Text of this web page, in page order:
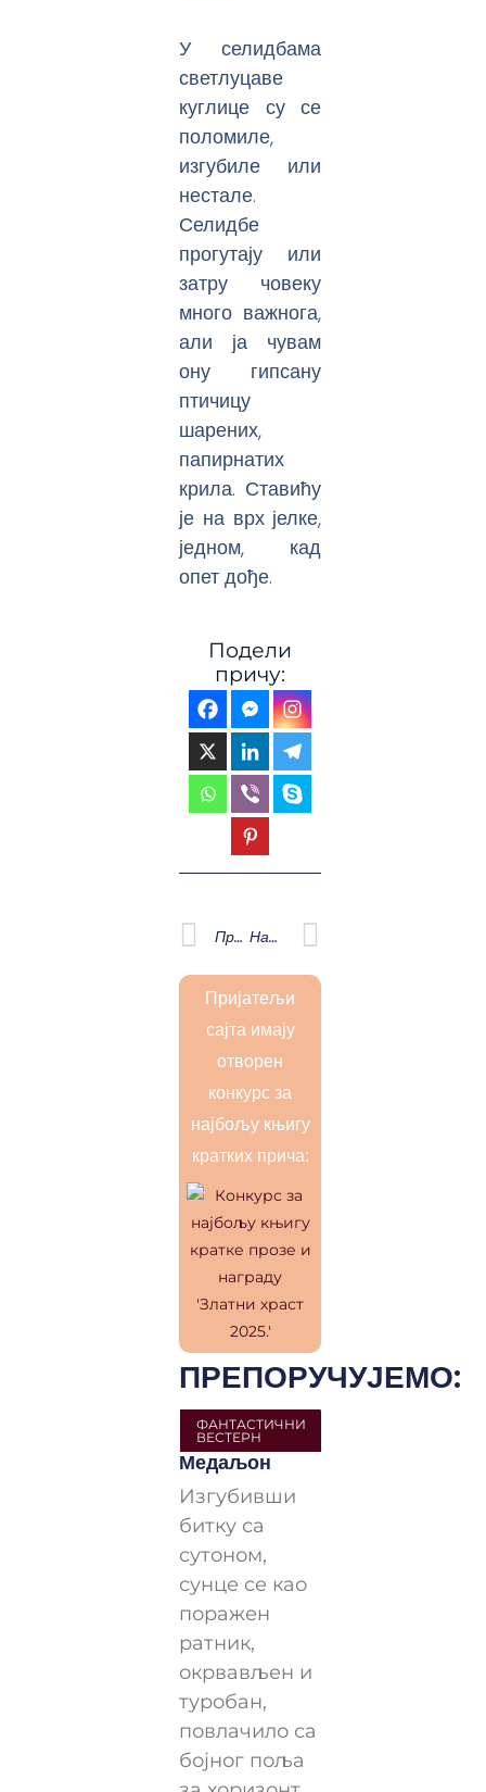
У селидбама
светлуцаве
куглице су се
поломиле,
изгубиле или
нестале.
Селидбе
прогутају или
затру човеку
много важнога,
али ја чувам
ону гипсану
птичицу
шарених,
папирнатих
крила. Ставићу
је на врх јелке,
једном, кад
опет дође.
Подели
причу:
Prev
Претходна Наредна
Next
Пријатељи
сајта имају
отворен
конкурс за
најбољу књигу
кратких прича:
ПРЕПОРУЧУЈЕМО:
ФАНТАСТИЧНИ
ВЕСТЕРН
Медаљон
Изгубивши
битку са
сутоном,
сунце се као
поражен
ратник,
окрвављен и
туробан,
повлачило са
бојног поља